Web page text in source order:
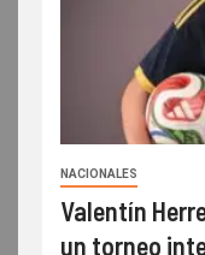
NACIONALES
Valentín
un torneo